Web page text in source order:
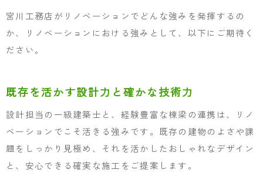
宮川工務店がリノベーションでどんな強みを発揮するの
か、リノベーションにおける強みとして、以下にご期待く
ださい。
既存を活かす設計力と確かな技術力
設計担当の一級建築士と、経験豊富な棟梁の連携は、リノ
ベーションでこそ活きる強みです。既存の建物のよさや課
題をしっかり見極め、それを活かしたおしゃれなデザイン
と、安心できる確実な施工をご提案します。